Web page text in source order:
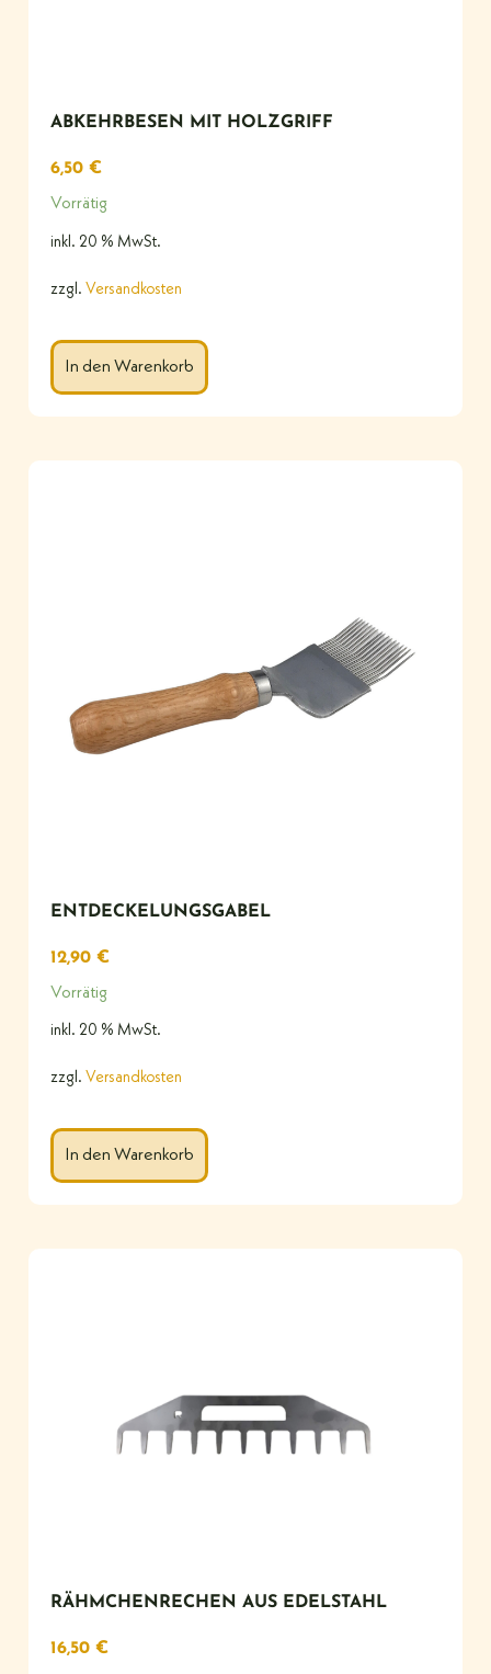
ABKEHRBESEN MIT HOLZGRIFF
6,50 €
Vorrätig
inkl. 20 % MwSt.
zzgl. Versandkosten
In den Warenkorb
ENTDECKELUNGSGABEL
12,90 €
Vorrätig
inkl. 20 % MwSt.
zzgl. Versandkosten
In den Warenkorb
RÄHMCHENRECHEN AUS EDELSTAHL
16,50 €